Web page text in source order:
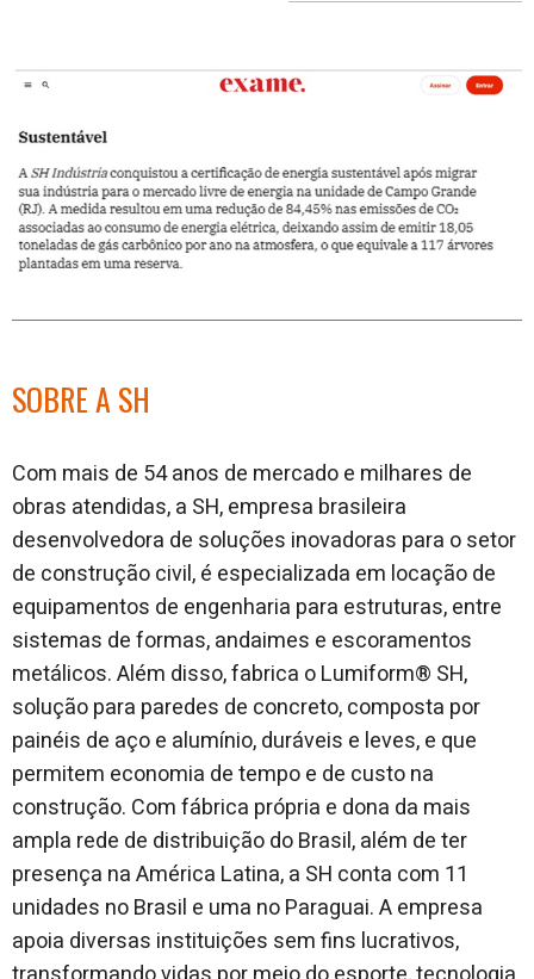
SOBRE A SH
Com mais de 54 anos de mercado e milhares de
obras atendidas, a SH, empresa brasileira
desenvolvedora de soluções inovadoras para o setor
de construção civil, é especializada em locação de
equipamentos de engenharia para estruturas, entre
sistemas de formas, andaimes e escoramentos
metálicos. Além disso, fabrica o Lumiform® SH,
solução para paredes de concreto, composta por
painéis de aço e alumínio, duráveis e leves, e que
permitem economia de tempo e de custo na
construção. Com fábrica própria e dona da mais
ampla rede de distribuição do Brasil, além de ter
presença na América Latina, a SH conta com 11
unidades no Brasil e uma no Paraguai. A empresa
apoia diversas instituições sem fins lucrativos,